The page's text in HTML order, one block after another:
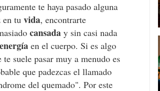
te haya pasado alguna
en tuvida, encontrarte
cansada y sin casi nada
energíaen el cuerpo. Si es algo
te suele pasar muy a menudo es
que padezcas el llamado
del quemado". Por este